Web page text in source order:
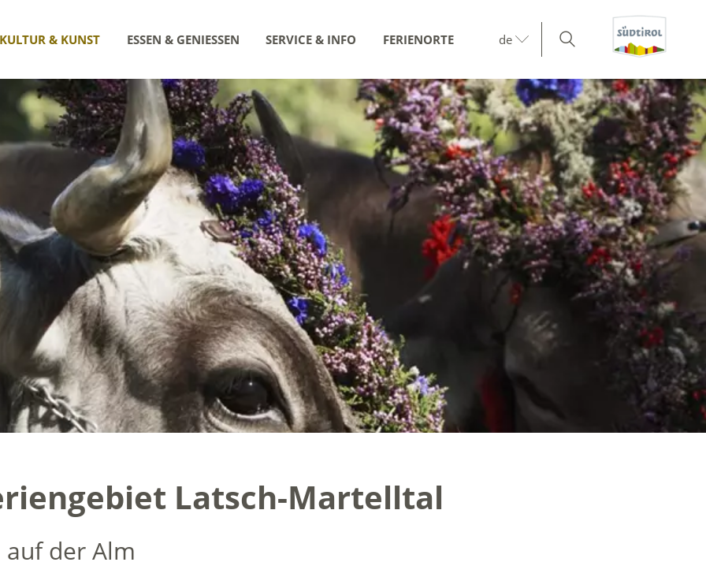
KULTUR & KUNST ESSEN & GENIESSEN SERVICE & INFO FERIENORTE de
Latsch-Martelltal
der Alm